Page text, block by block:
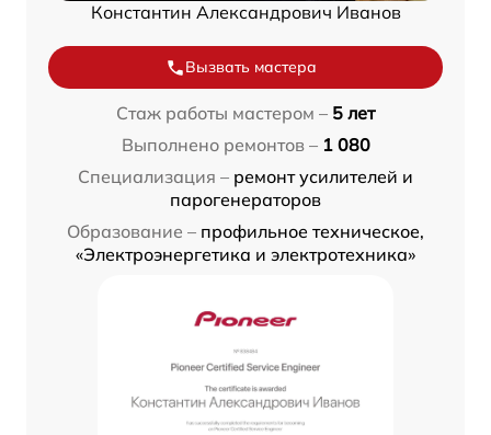
Константин Александрович Иванов
Вызвать мастера
Стаж работы мастером – 5 лет
Выполнено ремонтов – 1 080
Специализация – ремонт усилителей и
парогенераторов
Образование – профильное техническое,
«Электроэнергетика и электротехника»